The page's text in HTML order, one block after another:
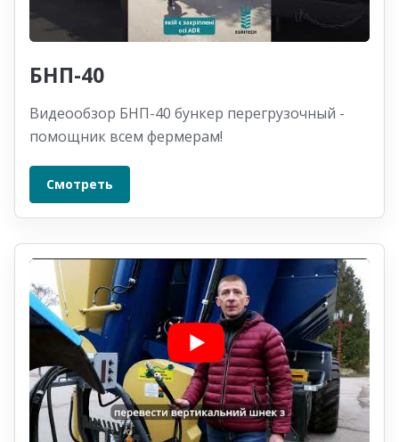
БНП-40
Видеообзор БНП-40 бункер перегрузочный -
помощник всем фермерам!
Смотреть